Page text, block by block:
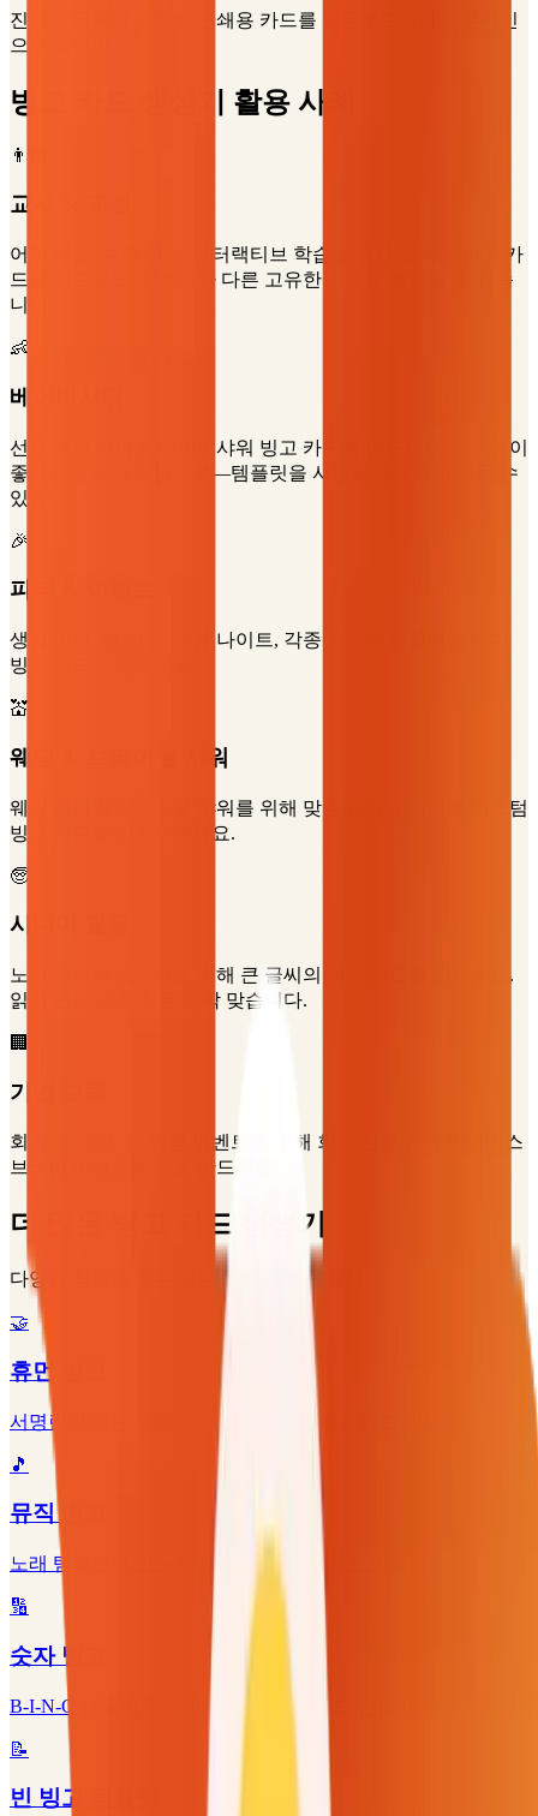
진행자 목록이 포함된 인쇄용 카드를 다운로드하거나 온라인
으로 플레이
빙고 카드 생성기 활용 사례
👨‍🏫
교사 & 교실
어휘 복습, 수학 연습, 인터랙티브 학습을 위한 교육용 빙고 카
드를 만드세요. 학생마다 다른 고유한 카드를 생성할 수 있습
니다!
👶
베이비샤워
선물 관련 단어로 베이비샤워 빙고 카드를 만드세요. 하객들이
좋아하는 파티 게임으로—템플릿을 사용하거나 직접 만들 수
있습니다!
🎉
파티 & 이벤트
생일 파티, 팀 빌딩, 게임 나이트, 각종 행사에 어울리는 테마
빙고 카드를 만드세요.
💒
웨딩 & 브라이덜 샤워
웨딩 파티와 브라이덜 샤워를 위해 맞춤 단어와 테마로 커스텀
빙고 카드를 디자인하세요.
🧓
시니어 활동
노인 센터와 요양원을 위해 큰 글씨의 빙고 카드를 만드세요.
읽기 쉽고 그룹 활동에 딱 맞습니다.
🏢
기업 교육
회의, 온보딩, 팀 빌딩 이벤트를 위해 회사 전문 용어로 아이스
브레이킹 빙고 카드를 만드세요.
더 많은 빙고 카드 생성기
다양한 상황에 맞는 전문 빙고 메이커 탐색
🤝
휴먼 빙고
서명란이 있는 아이스브레이킹 휴먼 빙고 카드 만들기
🎵
뮤직 빙고
노래 템플릿이 있는 인쇄용 뮤직 빙고 카드 만들기
🔢
숫자 빙고
B-I-N-G-O 열이 있는 1-75 숫자 빙고 카드 만들기
📝
빈 빙고 템플릿